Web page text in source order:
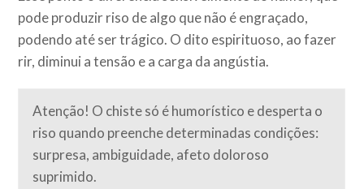
pode produzir riso de algo que não é engraçado,
podendo até ser trágico. O dito espirituoso, ao fazer
rir, diminui a tensão e a carga da angústia.
Atenção! O chiste só é humorístico e desperta o
riso quando preenche determinadas condições:
surpresa, ambiguidade, afeto doloroso
suprimido.